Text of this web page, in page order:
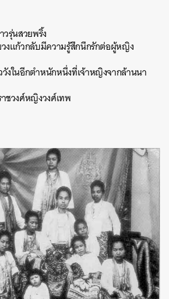
รุ่นสวยพริ้ง
งแก้วกลับมีความรู้สึกนึกรักต่อผู้หญิง
งในอีกตำหนักหนึ่งที่เจ้าหญิงจากล้านนา
ชวงศ์หญิงวงศ์เทพ